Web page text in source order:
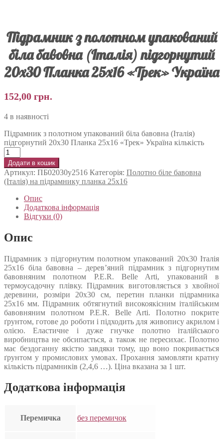
Підрамник з полотном упакований
біла бавовна (Італія) підгорнутий
20х30 Планка 25х16 «Трек» Україна
152,00 грн.
4 в наявності
Підрамник з полотном упакований біла бавовна (Італія)
підгорнутий 20х30 Планка 25х16 «Трек» Україна кількість
Додати в кошик
Артикул: ПБ02030у2516 Категорія: Полотно біле бавовна
(Італія) на підрамнику планка 25х16
Опис
Додаткова інформація
Відгуки (0)
Опис
Підрамник з підгорнутим полотном упакований 20х30 Італія
25х16 біла бавовна – дерев’яний підрамник з підгорнутим
бавовняним полотном P.E.R. Belle Arti, упакований в
термоусадочну плівку. Підрамник виготовляється з хвойної
деревини, розміри 20х30 см, перетин планки підрамника
25х16 мм. Підрамник обтягнутий високоякісним італійським
бавовняним полотном P.E.R. Belle Arti. Полотно покрите
ґрунтом, готове до роботи і підходить для живопису акрилом і
олією. Еластичне і дуже гнучке полотно італійського
виробництва не обсипається, а також не пересихає. Полотно
має бездоганну якістю завдяки тому, що воно покривається
ґрунтом у промислових умовах. Прохання замовляти кратну
кількість підрамників (2,4,6 …). Ціна вказана за 1 шт.
Додаткова інформація
Перемичка без перемичок